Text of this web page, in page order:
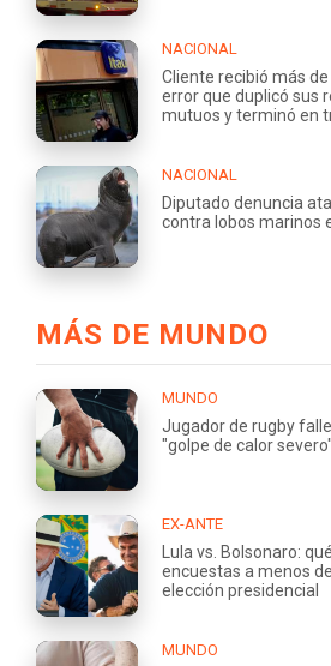
NACIONAL
Cliente recibió más
error que duplicó sus
mutuos y terminó en
NACIONAL
Diputado denuncia
contra lobos marinos
MÁS DE MUNDO
MUNDO
Jugador de rugby
"golpe de calor
EX-ANTE
Lula vs. Bolsonaro:
encuestas a menos
elección presidencial
MUNDO